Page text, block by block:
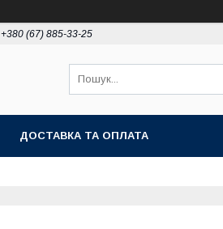
+380 (67) 885-33-25
ДОСТАВКА ТА ОПЛАТА